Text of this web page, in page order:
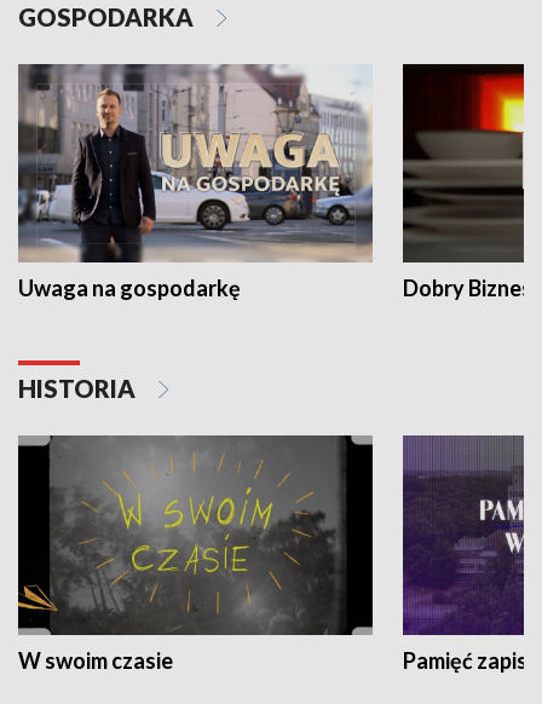
GOSPODARKA
Uwaga na gospodarkę Dobry Biznes
HISTORIA
W swoim czasie Pamięć